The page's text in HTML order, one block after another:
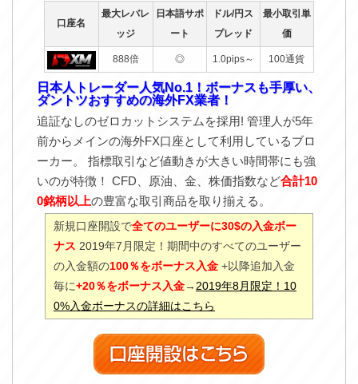
口座名
最大レバレ
ッジ
日本語サポ
ート
ドル/円ス
プレッド
最小取引単
価
888倍 ◎ 1.0pips～ 100通貨
日本人トレーダー人気No.1！ボーナスも手厚い、
ダントツおすすめの海外FX業者！
追証なしのゼロカットシステムを採用! 管理人が5年
前からメインの海外FX口座として利用しているブロ
ーカー。 指標取引など値動きが大きい時間帯にも強
いのが特徴！ CFD、原油、金、株価指数など合計10
0銘柄以上の豊富な取引商品を取り揃える。
新規口座開設で全てのユーザーに30$の入金ボー
ナス 2019年7月限定！期間中のすべてのユーザー
の入金額の100％をボーナス入金 +以降追加入金
毎に+20％をボーナス入金→ 2019年8月限定！10
0%入金ボーナスの詳細はこちら